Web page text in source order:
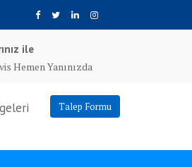
ile
Hemen Yanınızda
Talep Formu